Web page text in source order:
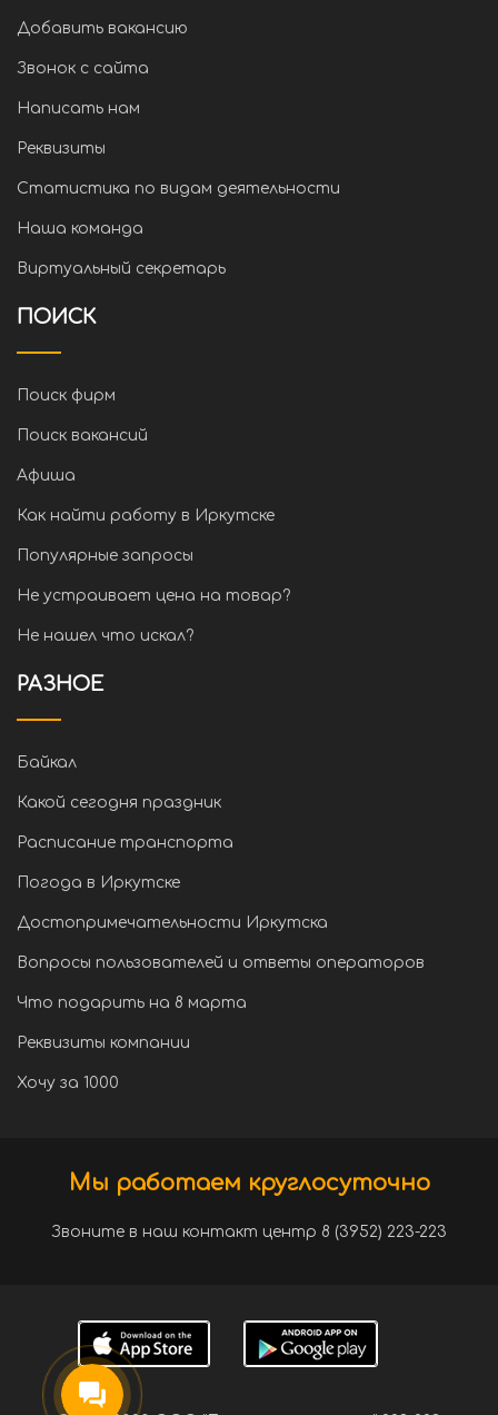
Добавить вакансию
Звонок с сайта
Написать нам
Реквизиты
Статистика по видам деятельности
Наша команда
Виртуальный секретарь
ПОИСК
Поиск фирм
Поиск вакансий
Афиша
Как найти работу в Иркутске
Популярные запросы
Не устраивает цена на товар?
Не нашел что искал?
РАЗНОЕ
Байкал
Какой сегодня праздник
Расписание транспорта
Погода в Иркутске
Достопримечательности Иркутска
Вопросы пользователей и ответы операторов
Что подарить на 8 марта
Реквизиты компании
Хочу за 1000
Мы работаем круглосуточно
Звоните в наш контакт центр 8 (3952) 223-223